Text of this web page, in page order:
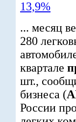
13,9%
... месяц
280
квартале
шт.,
бизнеса (
России